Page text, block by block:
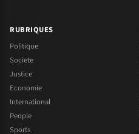
RUBRIQUES
Politique
Societe
Justice
Economie
International
People
Sports